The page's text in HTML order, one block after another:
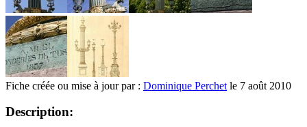
Fiche créée ou mise à jour par : Dominique Perchet le 7 août 2010
Description: